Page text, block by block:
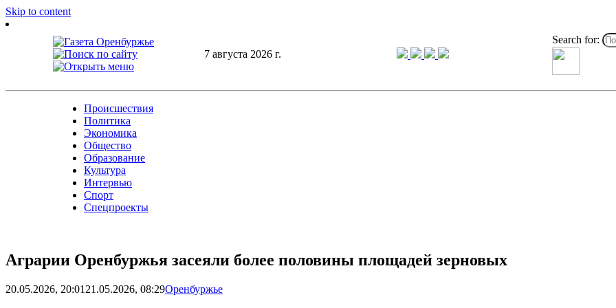
Skip to content
7 августа 2026 г.
Search for:
Происшествия
Политика
Экономика
Общество
Образование
Культура
Интервью
Спорт
Спецпроекты
Аграрии Оренбуржья засеяли более половины площадей зерновых
20.05.2026, 20:01 21.05.2026, 08:29Оренбуржье